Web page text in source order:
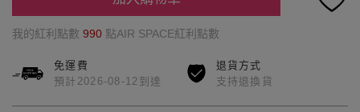
我的紅利點數 990 點AIR SPACE紅利點數
免運費
預計2026-08-12到達
退貨方式
支持退換貨